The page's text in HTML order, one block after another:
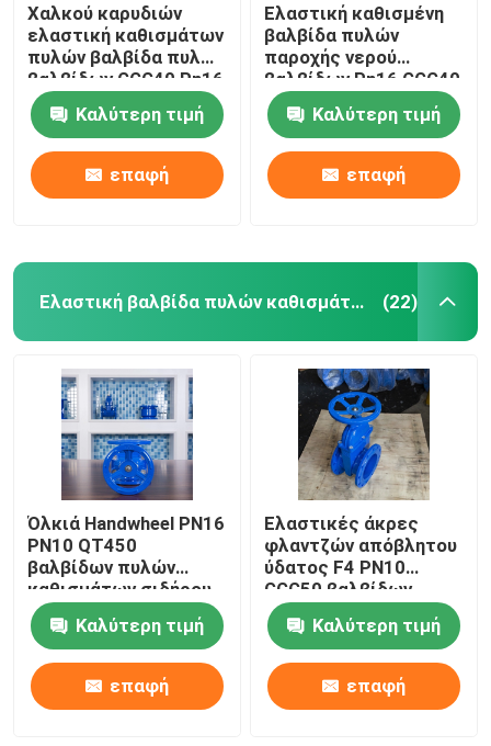
Χαλκού καρυδιών
ελαστική καθισμάτων
πυλών βαλβίδα πυλών
βαλβίδων GGG40 Pn16
διπλή βαλμένη
φλάντζαΚαλύτερη τιμή
επαφή
Ελαστική καθισμένη
βαλβίδα πυλών
παροχής νερού
βαλβίδων Pn16 GGG40
DN100 καρυδιών
χαλκούΚαλύτερη τιμή
επαφή
Ελαστική βαλβίδα πυλών καθισμάτων (22)
Όλκιά Handwheel PN16
PN10 QT450
βαλβίδων πυλών
καθισμάτων σιδήρου
ελαστικά γερμανικά
πρότυπαΚαλύτερη τιμή
επαφή
Ελαστικές άκρες
φλαντζών απόβλητου
ύδατος F4 PN10
GGG50 βαλβίδων
πυλών καθισμάτων
καλωδίων χαλκού
Καλύτερη τιμή
επαφή